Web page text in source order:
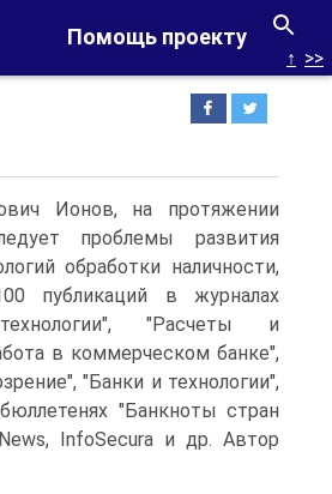
Помощь проекту
↑ >>
Ионов, на протяжении
проблемы развития
обработки наличности,
публикаций в журналах
"Расчеты и
в коммерческом банке",
"Банки и технологии",
"Банкноты стран
InfoSecura и др. Автор